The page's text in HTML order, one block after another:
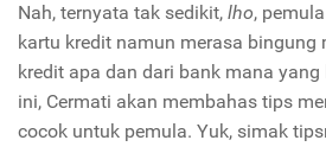
Nah, ternyata tak sedikit, lho,
kartu kredit namun merasa bingung
kredit apa dan dari bank mana
ini, Cermati akan membahas tips
cocok untuk pemula. Yuk, simak